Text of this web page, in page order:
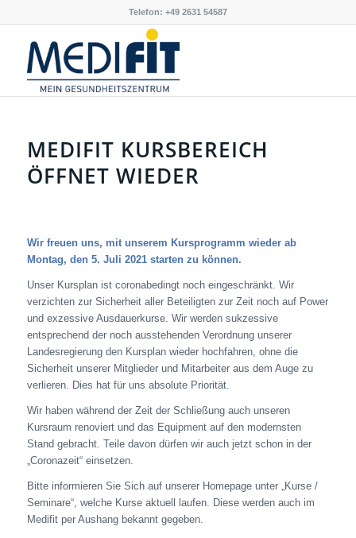
Telefon: +49 2631 54587
MEDIFIT KURSBEREICH
ÖFFNET WIEDER
Wir freuen uns, mit unserem Kursprogramm wieder ab
Montag, den 5. Juli 2021 starten zu können.
Unser Kursplan ist coronabedingt noch eingeschränkt. Wir
verzichten zur Sicherheit aller Beteiligten zur Zeit noch auf Power
und exzessive Ausdauerkurse. Wir werden sukzessive
entsprechend der noch ausstehenden Verordnung unserer
Landesregierung den Kursplan wieder hochfahren, ohne die
Sicherheit unserer Mitglieder und Mitarbeiter aus dem Auge zu
verlieren. Dies hat für uns absolute Priorität.
Wir haben während der Zeit der Schließung auch unseren
Kursraum renoviert und das Equipment auf den modernsten
Stand gebracht. Teile davon dürfen wir auch jetzt schon in der
„Coronazeit“ einsetzen.
Bitte informieren Sie Sich auf unserer Homepage unter „Kurse /
Seminare“, welche Kurse aktuell laufen. Diese werden auch im
Medifit per Aushang bekannt gegeben.